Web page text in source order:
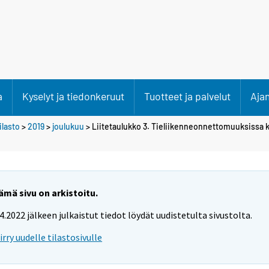
Kyselyt ja tiedonkeruut Tuotteet ja palvelut
>2019> joulukuu > Liitetaulukko 3. Tieliikenneonnettomuuksissa
sivu on arkistoitu.
jälkeen julkaistut tiedot löydät uudistetulta sivustolta.
uudelle tilastosivulle